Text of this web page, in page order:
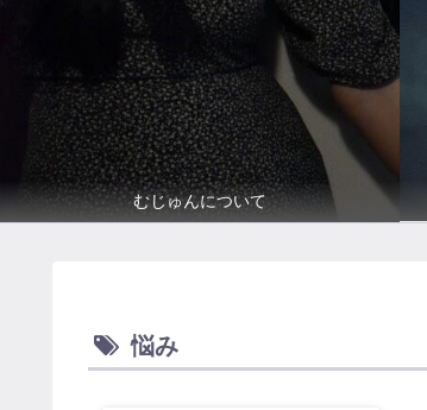
むじゅんについて
悩み